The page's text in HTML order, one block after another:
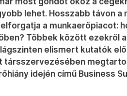
lehet. Hosszabb távon
a munkaerőpiacot:
Többek között ezekről
elismert kutatók
társszervezésében
idején című Business